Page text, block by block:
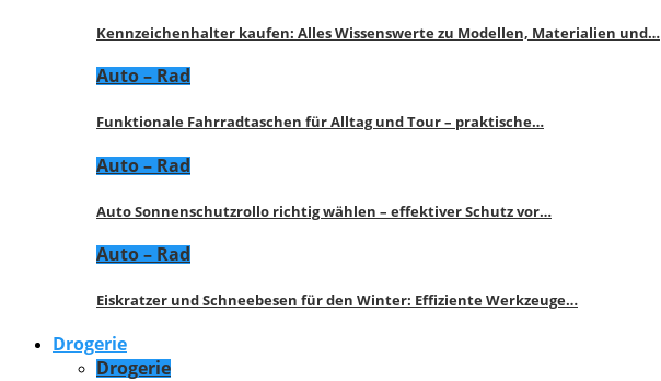
Kennzeichenhalter kaufen: Alles Wissenswerte zu Modellen, Materialien und…
Auto – Rad
Funktionale Fahrradtaschen für Alltag und Tour – praktische…
Auto – Rad
Auto Sonnenschutzrollo richtig wählen – effektiver Schutz vor…
Auto – Rad
Eiskratzer und Schneebesen für den Winter: Effiziente Werkzeuge…
Drogerie
Drogerie